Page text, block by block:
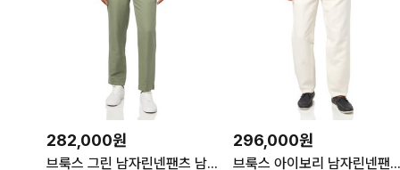
282,000원
브룩스 그린 남자린넨팬츠 남자여름정장바지 CBT ML
296,000원
브룩스 아이보리 남자린넨팬츠 남자